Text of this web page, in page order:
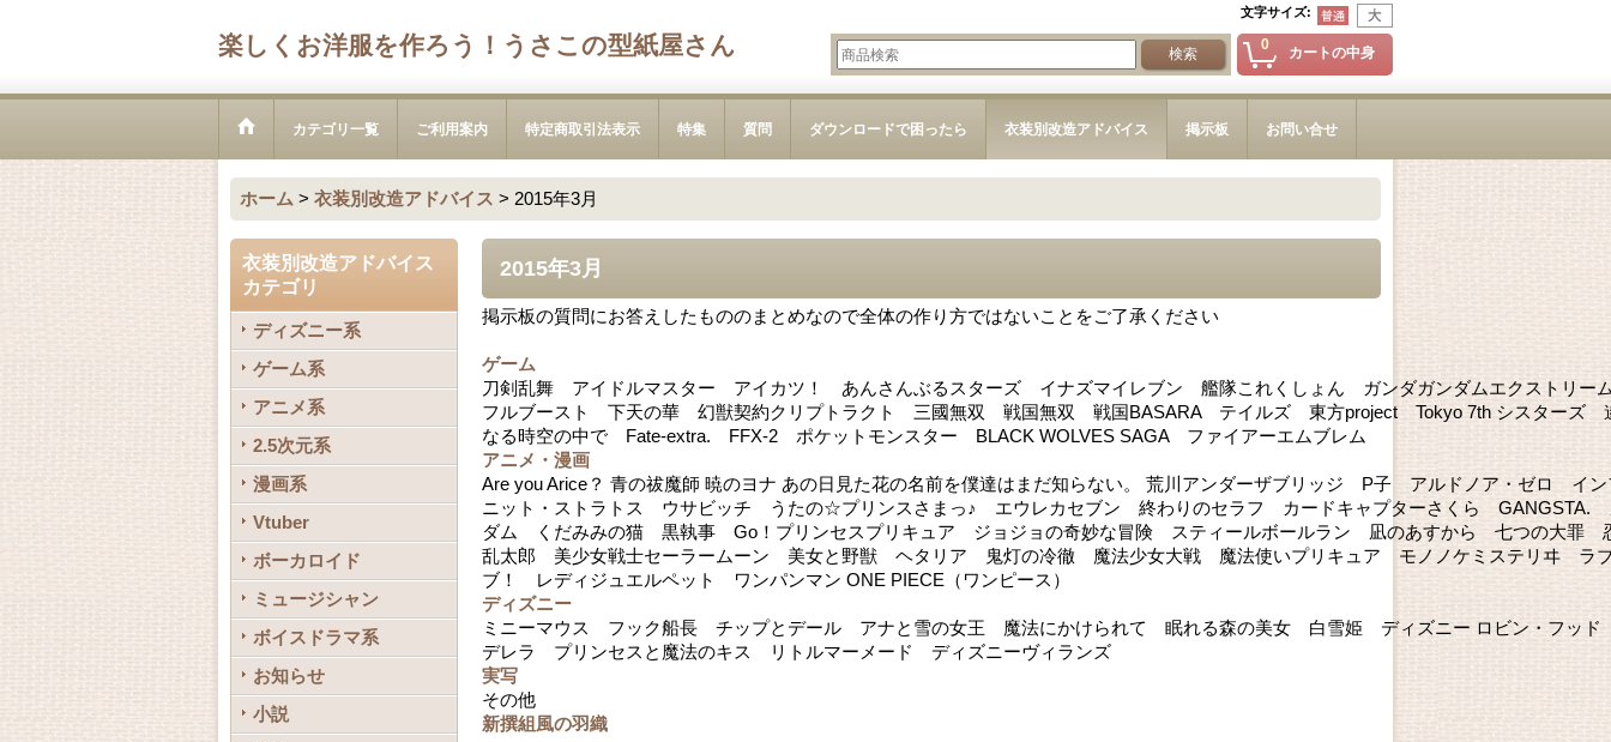
文字サイズ:
楽しくお洋服を作ろう！うさこの型紙屋さん 0 カートの中身
カテゴリ一覧 ご利用案内 特定商取引法表示 特集 質問 ダウンロードで困ったら 衣装別改造アドバイス 掲示板 お問い合せ
ホーム > 衣装別改造アドバイス > 2015年3月
衣装別改造アドバイス
カテゴリ
ディズニー系
ゲーム系
アニメ系
2.5次元系
漫画系
Vtuber
ボーカロイド
ミュージシャン
ボイスドラマ系
お知らせ
小説
2015年3月
掲示板の質問にお答えしたもののまとめなので全体の作り方ではないことをご了承ください
ゲーム
刀剣乱舞 アイドルマスター アイカツ！ あんさんぶるスターズ イナズマイレブン 艦隊これくしょん ガンダガンダムエクストリー
フルブースト 下天の華 幻獣契約クリプトラクト 三國無双 戦国無双 戦国BASARA テイルズ 東方project Tokyo 7th シスターズ
なる時空の中で Fate-extra. FFX-2 ポケットモンスター BLACK WOLVES SAGA ファイアーエムブレム
アニメ・漫画
Are you Arice？ 青の祓魔師 暁のヨナ あの日見た花の名前を僕達はまだ知らない。 荒川アンダーザブリッジ P子 アルドノア・ゼロ イン
ニット・ストラトス ウサビッチ うたの☆プリンスさまっ♪ エウレカセブン 終わりのセラフ カードキャプターさくら GANGSTA.
ダム くだみみの猫 黒執事 Go！プリンセスプリキュア ジョジョの奇妙な冒険 スティールボールラン 凪のあすから 七つの大罪
乱太郎 美少女戦士セーラームーン 美女と野獣 ヘタリア 鬼灯の冷徹 魔法少女大戦 魔法使いプリキュア モノノケミステリヰ ラ
ブ！ レディジュエルペット ワンパンマン ONE PIECE（ワンピース）
ディズニー
ミニーマウス フック船長 チップとデール アナと雪の女王 魔法にかけられて 眠れる森の美女 白雪姫 ディズニー ロビン・フッ
デレラ プリンセスと魔法のキス リトルマーメード ディズニーヴィランズ
実写
その他
新撰組風の羽織